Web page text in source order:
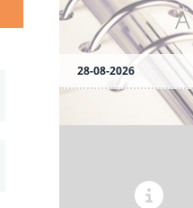
28-08-2026